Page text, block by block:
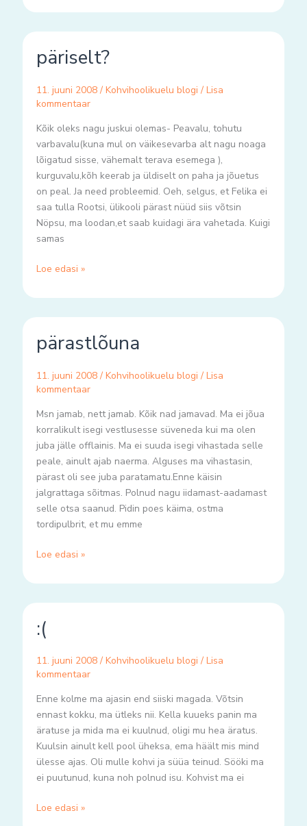
päriselt?
11. juuni 2008 / Kohvihoolikuelu blogi / Lisa
kommentaar
Kõik oleks nagu juskui olemas- Peavalu, tohutu
varbavalu(kuna mul on väikesevarba alt nagu noaga
lõigatud sisse, vähemalt terava esemega ),
kurguvalu,kõh keerab ja üldiselt on paha ja jõuetus
on peal. Ja need probleemid. Oeh, selgus, et Felika ei
saa tulla Rootsi, ülikooli pärast nüüd siis võtsin
Nöpsu, ma loodan,et saab kuidagi ära vahetada. Kuigi
samas
Loe edasi »
pärastlõuna
11. juuni 2008 / Kohvihoolikuelu blogi / Lisa
kommentaar
Msn jamab, nett jamab. Kõik nad jamavad. Ma ei jõua
korralikult isegi vestlusesse süveneda kui ma olen
juba jälle offlainis. Ma ei suuda isegi vihastada selle
peale, ainult ajab naerma. Alguses ma vihastasin,
pärast oli see juba paratamatu.Enne käisin
jalgrattaga sõitmas. Polnud nagu iidamast-aadamast
selle otsa saanud. Pidin poes käima, ostma
tordipulbrit, et mu emme
Loe edasi »
:(
11. juuni 2008 / Kohvihoolikuelu blogi / Lisa
kommentaar
Enne kolme ma ajasin end siiski magada. Võtsin
ennast kokku, ma ütleks nii. Kella kuueks panin ma
äratuse ja mida ma ei kuulnud, oligi mu hea äratus.
Kuulsin ainult kell pool üheksa, ema häält mis mind
ülesse ajas. Oli mulle kohvi ja süüa teinud. Sööki ma
ei puutunud, kuna noh polnud isu. Kohvist ma ei
(
Loe edasi »